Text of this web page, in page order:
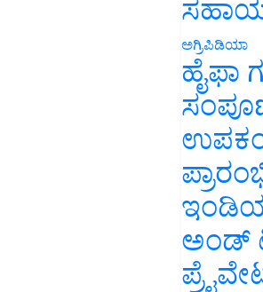
ಅಗ್ರಿಪಿಡಿಯಾ
ಹೈಫಾ
ಅಂಡ್